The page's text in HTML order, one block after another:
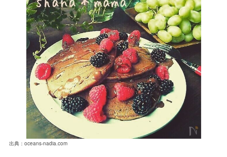
出典：oceans-nadia.com